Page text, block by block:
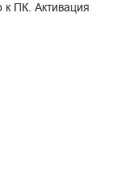
ПК. Активация